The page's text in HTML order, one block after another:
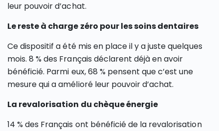
leur pouvoir d’achat.
Le reste à charge zéro pour les soins dentaires
Ce dispositif a été mis en place il y a juste quelques
mois. 8 % des Français déclarent déjà en avoir
bénéficié. Parmi eux, 68 % pensent que c’est une
mesure qui a amélioré leur pouvoir d’achat.
La revalorisation du chèque énergie
14 % des Français ont bénéficié de la revalorisation